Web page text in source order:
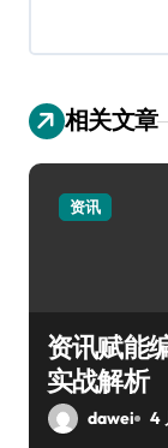
相关文章
资讯
资讯赋能
实战解析
dawei 4